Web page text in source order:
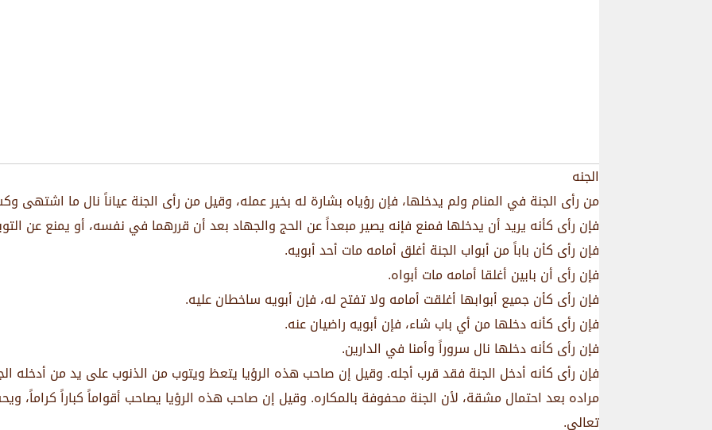
الجنه
من رأى الجنة في المنام ولم يدخلها، فإن رؤياه بشارة له بخير عمله، وقيل من رأى الجنة عياناً نال ما
فإن رأى كأنه يريد أن يدخلها فمنع فإنه يصير مبعداً عن الحج والجهاد بعد أن قررهما في نفسه، أو يمنع عن
فإن رأى كأن باباً من أبواب الجنة أغلق أمامه مات أحد أبويه.
فإن رأى أن بابين أغلقا أمامه مات أبواه.
فإن رأى كأن جميع أبوابها أغلقت أمامه ولا تفتح له، فإن أبويه ساخطان عليه.
فإن رأى كأنه دخلها من أي باب شاء، فإن أبويه راضيان عنه.
فإن رأى كأنه دخلها نال سروراً وأمنا في الدارين.
فإن رأى كأنه أدخل الجنة فقد قرب أجله. وقيل إن صاحب هذه الرؤيا يتعظ ويتوب من الذنوب على يد من أدخله
مراده بعد احتمال مشقة، لأن الجنة محفوفة بالمكاره. وقيل إن صاحب هذه الرؤيا يصاحب أقواماً كباراً كراماً،
تعالى.